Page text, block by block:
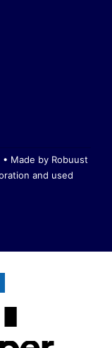
Made by Robuust
and used